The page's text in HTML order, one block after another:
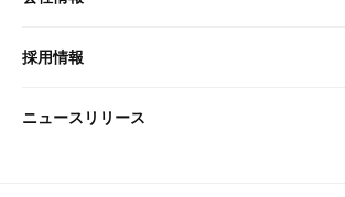
大和総研の強み
先端テクノロジーに基づく新たな価値の創出
政策分析
現在受付中のセミナー・イベント
次世代社会への貢献
会社情報 トップ
会社概要・役員一覧
採用情報
採用情報 トップ
ニュースリリース